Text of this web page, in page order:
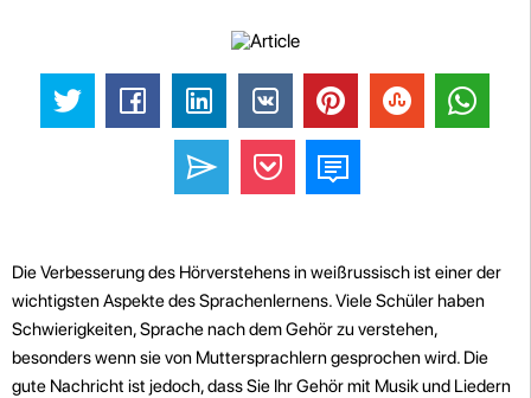
Die Verbesserung des Hörverstehens in weißrussisch ist einer der
wichtigsten Aspekte des Sprachenlernens. Viele Schüler haben
Schwierigkeiten, Sprache nach dem Gehör zu verstehen,
besonders wenn sie von Muttersprachlern gesprochen wird. Die
gute Nachricht ist jedoch, dass Sie Ihr Gehör mit Musik und Liedern